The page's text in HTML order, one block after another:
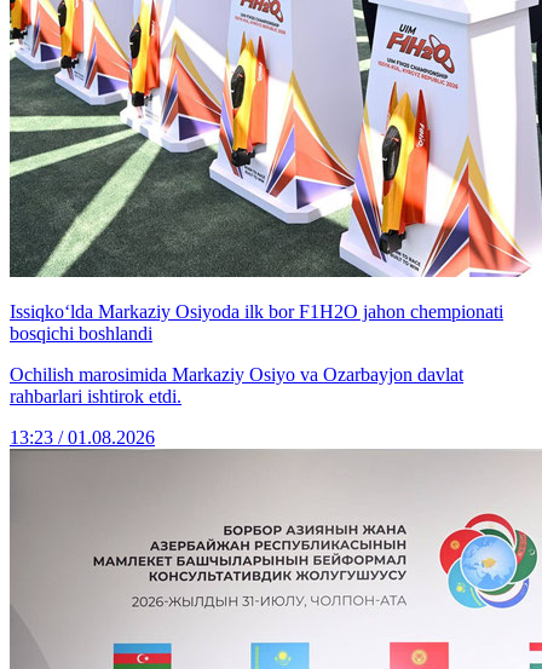
Issiqko‘lda Markaziy Osiyoda ilk bor F1H2O jahon chempionati
bosqichi boshlandi
Ochilish marosimida Markaziy Osiyo va Ozarbayjon davlat
rahbarlari ishtirok etdi.
13:23 / 01.08.2026